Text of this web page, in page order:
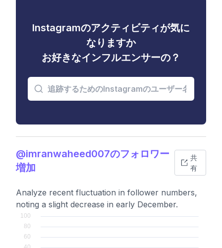
Instagramのアクティビティが気に
なりますか
お好きなインフルエンサーの？
@imranwaheed007のフォロワー
増加
共
有
Analyze recent fluctuation in follower numbers,
noting a slight decrease in early December.